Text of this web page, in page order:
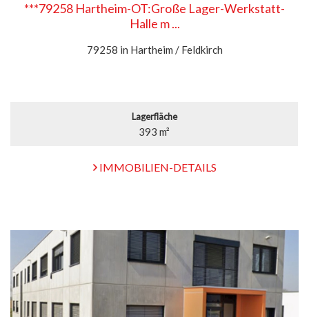
***79258 Hartheim-OT:Große Lager-Werkstatt-
Halle m ...
79258 in Hartheim / Feldkirch
Lagerfläche
393 m²
IMMOBILIEN-DETAILS